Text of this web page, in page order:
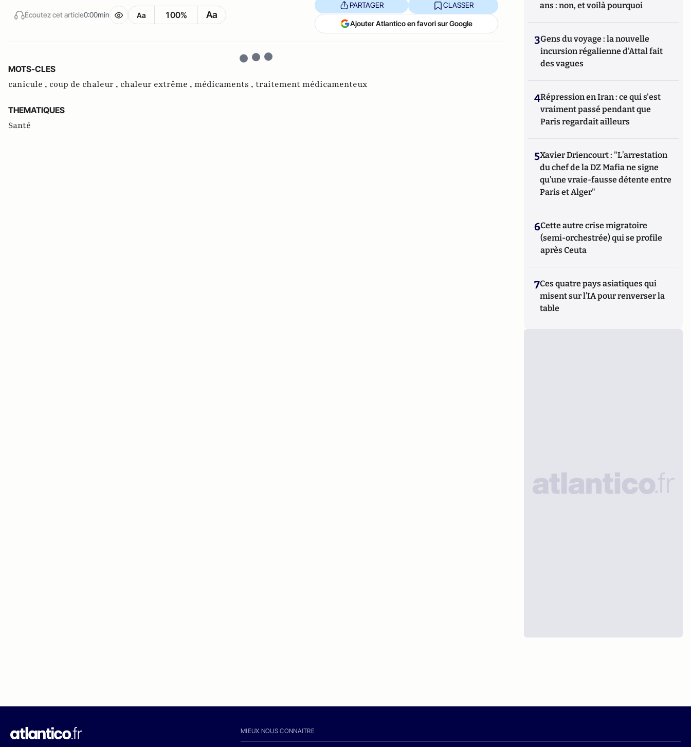
Écoutez cet article0:00min Aa 100% Aa
PARTAGER CLASSER
Ajouter Atlantico en favori sur Google
MOTS-CLES
canicule , coup de chaleur , chaleur extrême , médicaments , traitement médicamenteux
THEMATIQUES
Santé
ans : non, et voilà pourquoi
3Gens du voyage : la nouvelle
incursion régalienne d'Attal fait
des vagues
4Répression en Iran : ce qui s'est
vraiment passé pendant que
Paris regardait ailleurs
5Xavier Driencourt : "L’arrestation
du chef de la DZ Mafia ne signe
qu’une vraie-fausse détente entre
Paris et Alger"
6Cette autre crise migratoire
(semi-orchestrée) qui se profile
après Ceuta
7Ces quatre pays asiatiques qui
misent sur l’IA pour renverser la
table
MIEUX NOUS CONNAITRE